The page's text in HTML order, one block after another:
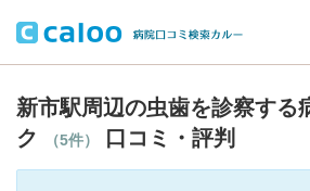
新市駅周辺の虫歯を診察する
ク
（5件） 口コミ・評判